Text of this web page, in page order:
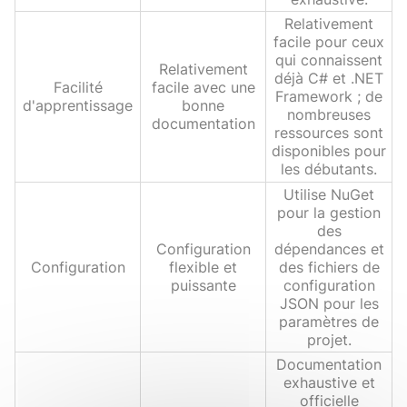
Facilité
d'apprentissage
Relativement
facile avec une
bonne
documentation
Relativement
facile pour ceux
qui connaissent
déjà C# et .NET
Framework ; de
nombreuses
ressources sont
disponibles pour
les débutants.
Configuration
Configuration
flexible et
puissante
Utilise NuGet
pour la gestion
des
dépendances et
des fichiers de
configuration
JSON pour les
paramètres de
projet.
Documentation
exhaustive et
officielle